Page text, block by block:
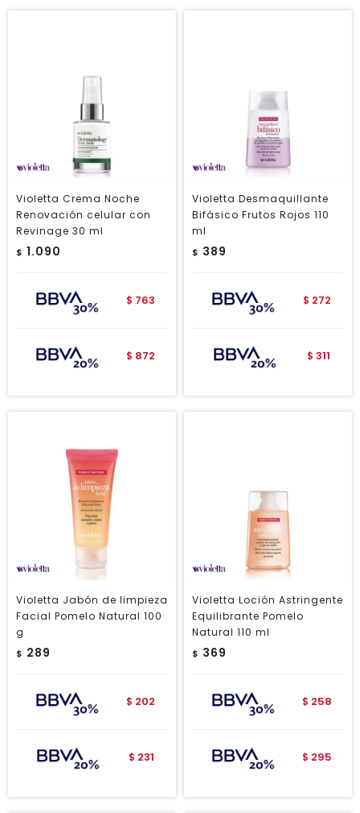
Violetta Crema Noche
Renovación celular con
Revinage 30 ml
$ 1.090
$ 763
$ 872
Violetta Desmaquillante
Bifásico Frutos Rojos 110
ml
$ 389
$ 272
$ 311
Violetta Jabón de limpieza
Facial Pomelo Natural 100
g
$ 289
$ 202
$ 231
Violetta Loción Astringente
Equilibrante Pomelo
Natural 110 ml
$ 369
$ 258
$ 295